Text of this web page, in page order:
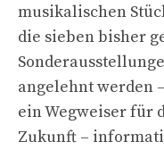
musikalischen
die sieben bisher
angelehnt werden
ein Wegweiser für
Zukunft –